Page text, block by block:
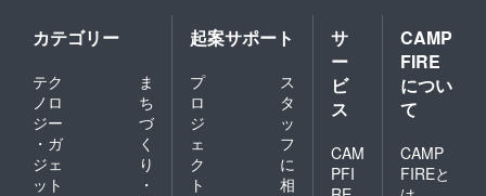
カテゴリー
テク
ノロ
ジー
・ガ
ジェ
ット
ま
ち
づ
く
り
・
起案サポート
プ
ロ
ジ
ェ
ク
ト
ス
タ
ッ
フ
に
相
サ
ー
ビ
ス
CAM
PFI
CAMP
FIRE
につい
て
CAMP
FIREと